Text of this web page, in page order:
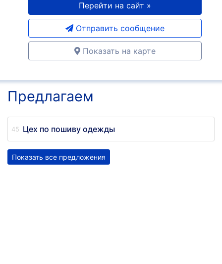
Перейти на сайт »
Отправить сообщение
Показать на карте
Предлагаем
Цех по пошиву одежды
Показать все предложения